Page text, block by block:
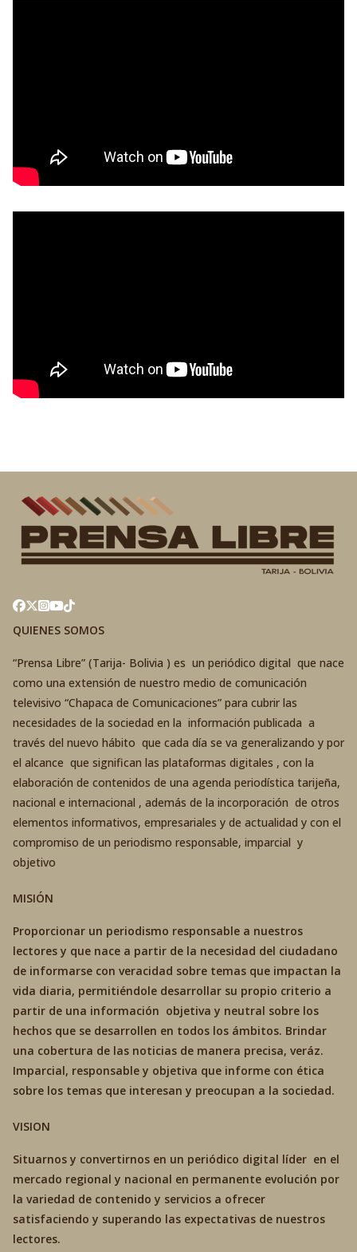
QUIENES SOMOS
“Prensa Libre” (Tarija- Bolivia ) es un periódico digital que nace
como una extensión de nuestro medio de comunicación
televisivo “Chapaca de Comunicaciones” para cubrir las
necesidades de la sociedad en la información publicada a
través del nuevo hábito que cada día se va generalizando y por
el alcance que significan las plataformas digitales , con la
elaboración de contenidos de una agenda periodística tarijeña,
nacional e internacional , además de la incorporación de otros
elementos informativos, empresariales y de actualidad y con el
compromiso de un periodismo responsable, imparcial y
objetivo
MISIÓN
Proporcionar un periodismo responsable a nuestros
lectores y que nace a partir de la necesidad del ciudadano
de informarse con veracidad sobre temas que impactan la
vida diaria, permitiéndole desarrollar su propio criterio a
partir de una información objetiva y neutral sobre los
hechos que se desarrollen en todos los ámbitos. Brindar
una cobertura de las noticias de manera precisa, veráz.
Imparcial, responsable y objetiva que informe con ética
sobre los temas que interesan y preocupan a la sociedad.
VISION
Situarnos y convertirnos en un periódico digital líder en el
mercado regional y nacional en permanente evolución por
la variedad de contenido y servicios a ofrecer
satisfaciendo y superando las expectativas de nuestros
lectores.